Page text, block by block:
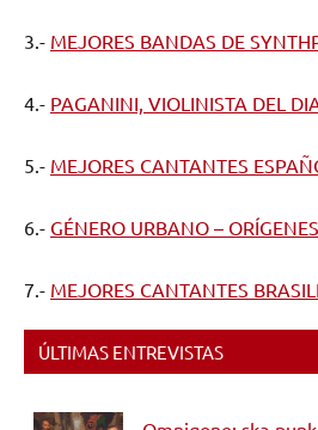
3.- MEJORES BANDAS DE
4.- PAGANINI, VIOLINISTA DEL
5.- MEJORES CANTANTES
6.- GÉNERO URBANO – ORÍGENES
7.- MEJORES CANTANTES
ÚLTIMAS ENTREVISTAS